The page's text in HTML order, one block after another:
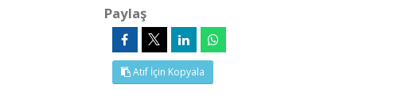
Paylaş
Atıf İçin Kopyala